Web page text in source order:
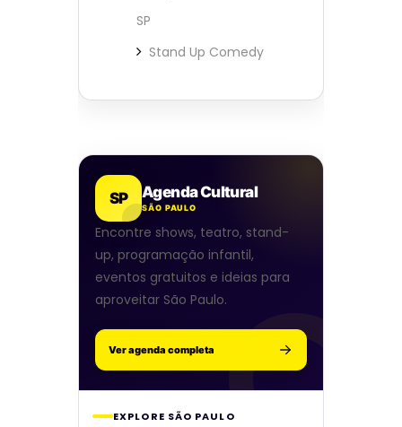
SP
Stand Up Comedy
SP Agenda Cultural
SÃO PAULO
Encontre shows, teatro, stand-
up, programação infantil,
eventos gratuitos e ideias para
aproveitar São Paulo.
Ver agenda completa
EXPLORE SÃO PAULO